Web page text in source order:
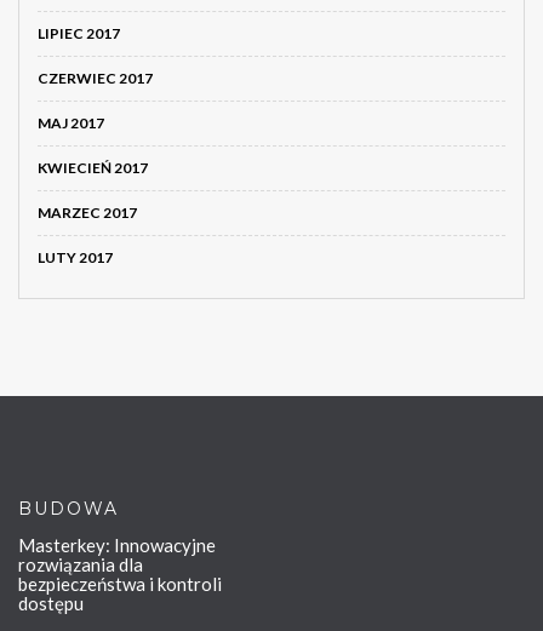
LIPIEC 2017
CZERWIEC 2017
MAJ 2017
KWIECIEŃ 2017
MARZEC 2017
LUTY 2017
BUDOWA
Masterkey: Innowacyjne
rozwiązania dla
bezpieczeństwa i kontroli
dostępu